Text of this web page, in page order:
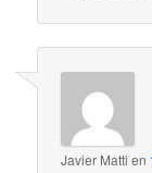
Javier Matti en